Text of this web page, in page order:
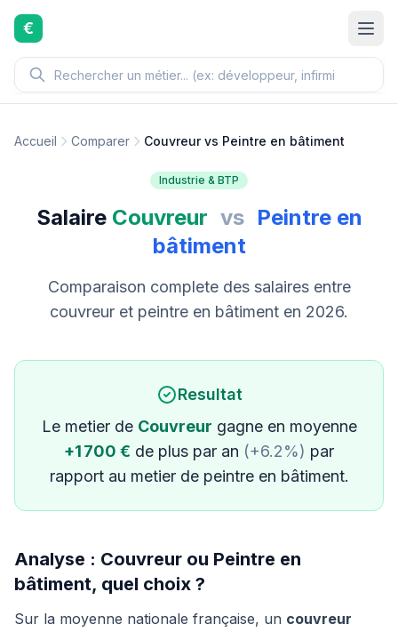
Aller au contenu principal
€
Accueil Comparer Couvreur vs Peintre en bâtiment
Industrie & BTP
Salaire Couvreur vs Peintre en
bâtiment
Comparaison complete des salaires entre
couvreur et peintre en bâtiment en 2026.
Resultat
Le metier de Couvreur gagne en moyenne
+1 700 € de plus par an (+6.2%) par
rapport au metier de peintre en bâtiment.
Analyse : Couvreur ou Peintre en
bâtiment, quel choix ?
Sur la moyenne nationale française, un couvreur